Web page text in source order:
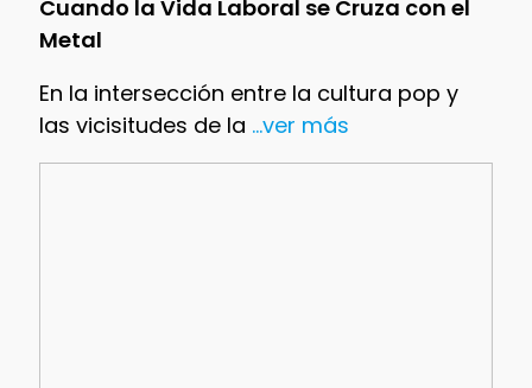
Cuando la Vida Laboral se Cruza con el
Metal
En la intersección entre la cultura pop y
las vicisitudes de la ...ver más